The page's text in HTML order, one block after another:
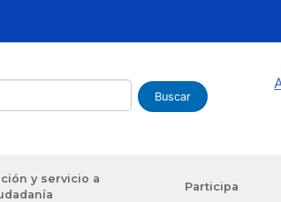
Buscar
y servicio a
Participa